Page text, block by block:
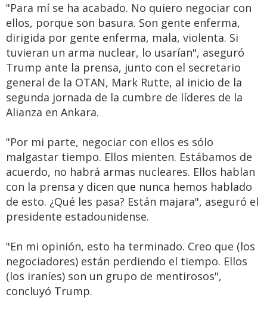
"Para mí se ha acabado. No quiero negociar con
ellos, porque son basura. Son gente enferma,
dirigida por gente enferma, mala, violenta. Si
tuvieran un arma nuclear, lo usarían", aseguró
Trump ante la prensa, junto con el secretario
general de la OTAN, Mark Rutte, al inicio de la
segunda jornada de la cumbre de líderes de la
Alianza en Ankara.
"Por mi parte, negociar con ellos es sólo
malgastar tiempo. Ellos mienten. Estábamos de
acuerdo, no habrá armas nucleares. Ellos hablan
con la prensa y dicen que nunca hemos hablado
de esto. ¿Qué les pasa? Están majara", aseguró el
presidente estadounidense.
"En mi opinión, esto ha terminado. Creo que (los
negociadores) están perdiendo el tiempo. Ellos
(los iraníes) son un grupo de mentirosos",
concluyó Trump.